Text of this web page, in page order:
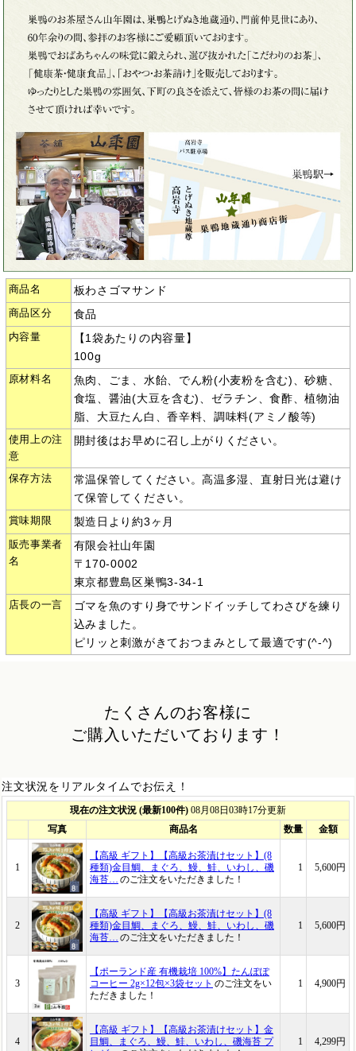
商品名 板わさゴマサンド
商品区分 食品
内容量
【1袋あたりの内容量】
100g
原材料名
魚肉、ごま、水飴、でん粉(小麦粉を含む)、砂糖、
食塩、醤油(大豆を含む)、ゼラチン、食酢、植物油
脂、大豆たん白、香辛料、調味料(アミノ酸等)
使用上の注
意
開封後はお早めに召し上がりください。
保存方法
常温保管してください。高温多湿、直射日光は避け
て保管してください。
賞味期限 製造日より約3ヶ月
販売事業者
名
有限会社山年園
〒170-0002
東京都豊島区巣鴨3-34-1
店長の一言
ゴマを魚のすり身でサンドイッチしてわさびを練り
込みました。
ピリッと刺激がきておつまみとして最適です(^-^)
たくさんのお客様に
ご購入いただいております！
注文状況をリアルタイムでお伝え！